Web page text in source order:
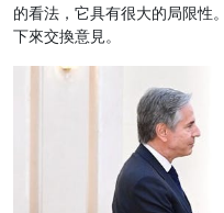
的看法，它具有很大的局限性
下來交換意見。